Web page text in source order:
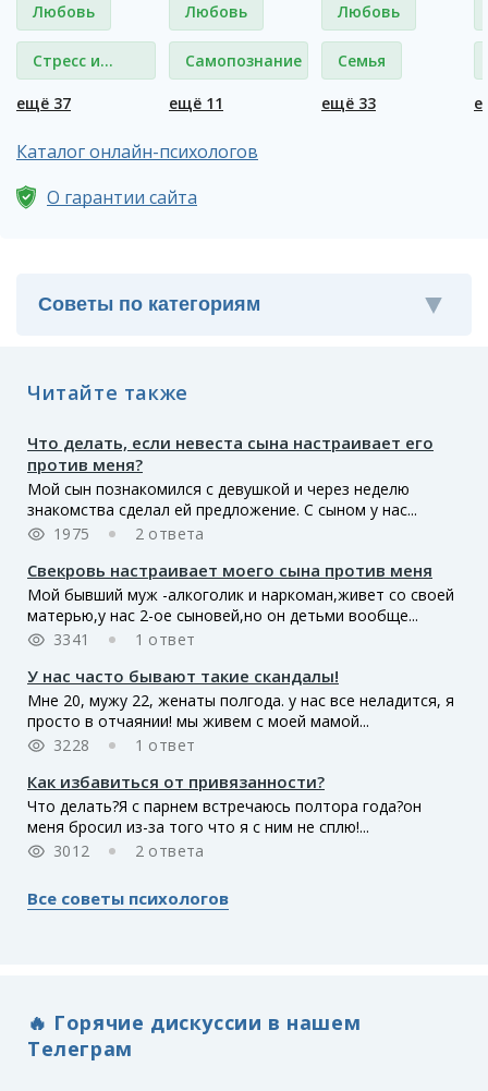
Любовь
Стресс и
депрессия
ещё 37
Любовь
Самопознание
ещё 11
Любовь
Семья
ещё 33
Каталог онлайн-психологов
О гарантии сайта
Читайте также
Что делать, если невеста сына настраивает его
против меня?
Мой сын познакомился с девушкой и через неделю
знакомства сделал ей предложение. С сыном у нас...
1975
2 ответа
Свекровь настраивает моего сына против меня
Мой бывший муж -алкоголик и наркоман,живет со своей
матерью,у нас 2-ое сыновей,но он детьми вообще...
3341
1 ответ
У нас часто бывают такие скандалы!
Мне 20, мужу 22, женаты полгода. у нас все неладится, я
просто в отчаянии! мы живем с моей мамой...
3228
1 ответ
Как избавиться от привязанности?
Что делать?Я с парнем встречаюсь полтора года?он
меня бросил из-за того что я с ним не сплю!...
3012
2 ответа
Все советы психологов
🔥 Горячие дискуссии в нашем
Телеграм